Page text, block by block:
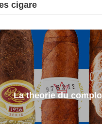
cigare
La theorie du